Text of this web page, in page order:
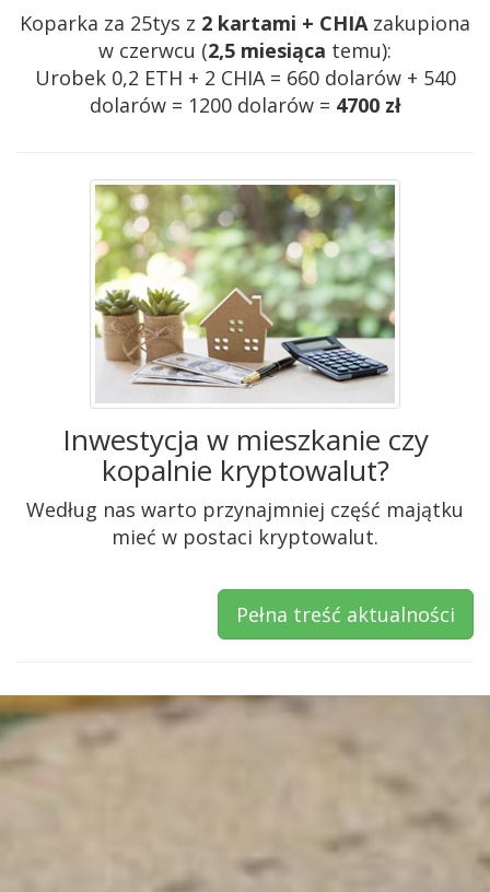
Koparka za 25tys z 2 kartami + CHIAzakupiona
w czerwcu (2,5 miesiąca temu):
Urobek 0,2 ETH + 2 CHIA = 660 dolarów + 540
dolarów = 1200 dolarów = 4700 zł
Inwestycja w mieszkanie czy
kopalnie kryptowalut?
Według nas warto przynajmniej część majątku
mieć w postaci kryptowalut.
Pełna treść aktualności